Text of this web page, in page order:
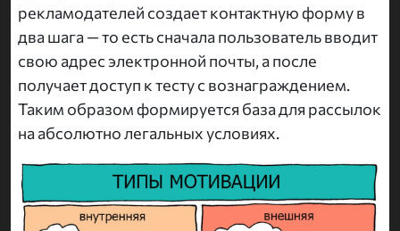
рекламодателей создает контактную форму в
два шага — то есть сначала пользователь вводит
свою адрес электронной почты, а после
получает доступ к тесту с вознаграждением.
Таким образом формируется база для рассылок
на абсолютно легальных условиях.